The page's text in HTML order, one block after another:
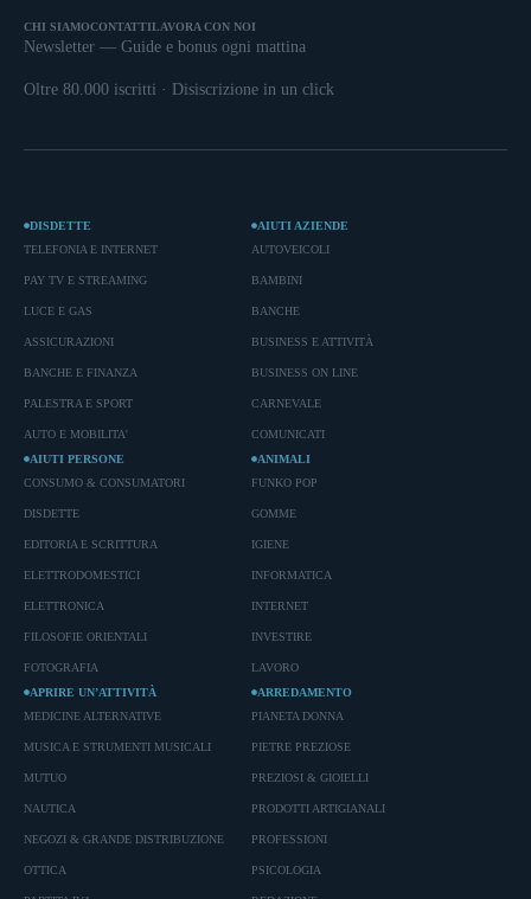
CHI SIAMOCONTATTILAVORA CON NOI
Newsletter — Guide e bonus ogni mattina
Oltre 80.000 iscritti · Disiscrizione in un click
DISDETTE
TELEFONIA E INTERNET
PAY TV E STREAMING
LUCE E GAS
ASSICURAZIONI
BANCHE E FINANZA
PALESTRA E SPORT
AUTO E MOBILITA'
AIUTI AZIENDE
AUTOVEICOLI
BAMBINI
BANCHE
BUSINESS E ATTIVITÀ
BUSINESS ON LINE
CARNEVALE
COMUNICATI
AIUTI PERSONE
CONSUMO & CONSUMATORI
DISDETTE
EDITORIA E SCRITTURA
ELETTRODOMESTICI
ELETTRONICA
FILOSOFIE ORIENTALI
FOTOGRAFIA
ANIMALI
FUNKO POP
GOMME
IGIENE
INFORMATICA
INTERNET
INVESTIRE
LAVORO
APRIRE UN’ATTIVITÀ
MEDICINE ALTERNATIVE
MUSICA E STRUMENTI MUSICALI
MUTUO
NAUTICA
NEGOZI & GRANDE DISTRIBUZIONE
OTTICA
ARREDAMENTO
PIANETA DONNA
PIETRE PREZIOSE
PREZIOSI & GIOIELLI
PRODOTTI ARTIGIANALI
PROFESSIONI
PSICOLOGIA